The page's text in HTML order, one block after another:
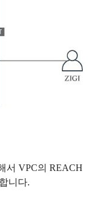
서 VPC의 REACH
니다.